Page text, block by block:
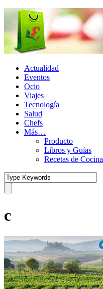
Actualidad
Eventos
Ocio
Viajes
Tecnología
Salud
Chefs
Más…
Producto
Libros y Guías
Recetas de Cocina
c